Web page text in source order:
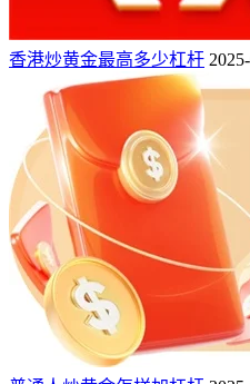
香港炒黄金最高多少杠杆